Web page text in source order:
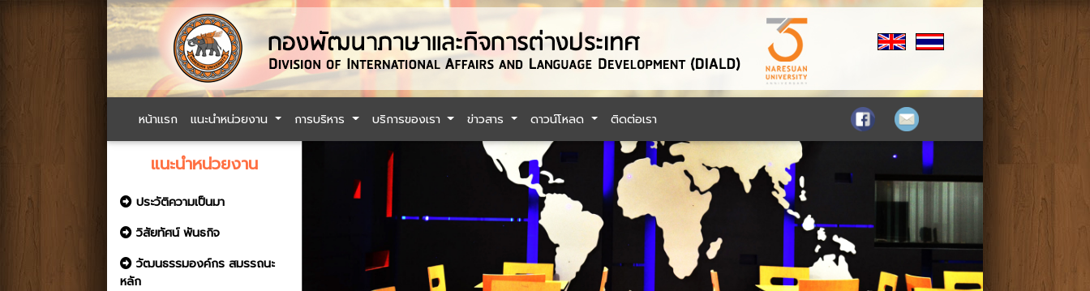
หน้าแรก แนะนำหน่วยงาน การบริหาร บริการของเรา ข่าวสาร ดาวน์โหลด ติดต่อเรา
แนะนำหน่วยงาน
ประวัติความเป็นมา
วิสัยทัศน์ พันธกิจ
วัฒนธรรมองค์กร สมรรถนะ
หลัก